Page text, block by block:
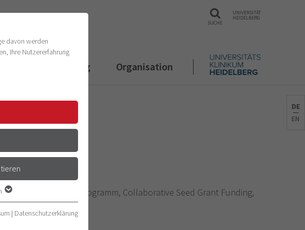
SUCHE
UNIVERSITÄT
HEIDELBERG
Digitalisierung Organisation
Heidelberg)
Medical Scientist Programm, Collaborative Seed Grant Funding,
DE
EN
davon werden
Ihre Nutzererfahrung
der Webseite
einwandfrei
| Datenschutzerklärung